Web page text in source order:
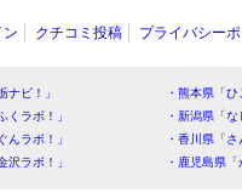
ン クチコミ投稿 プライバシー
ナビ！」
・熊本県「
くラボ！」
・新潟県「
んラボ！」
・香川県「
沢ラボ！」
・鹿児島県